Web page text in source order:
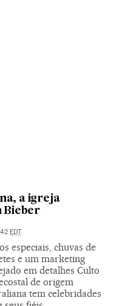
a igreja
Bieber
EDT
especiais, chuvas de
e um marketing
em detalhes Culto
de origem
tem celebridades